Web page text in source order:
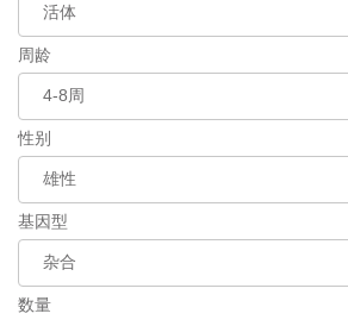
周龄
性别
基因型
数量